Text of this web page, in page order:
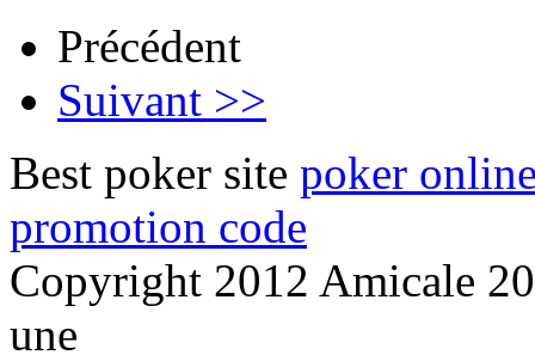
Précédent
Suivant >>
Best poker site poker
promotion code
Copyright 2012 Amicale
une